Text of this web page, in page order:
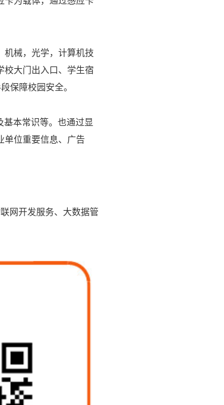
机械，光学，计算机技
校大门出入口、学生宿
保障校园安全。
本常识等。也通过显
单位重要信息、广告
网开发服务、大数据管